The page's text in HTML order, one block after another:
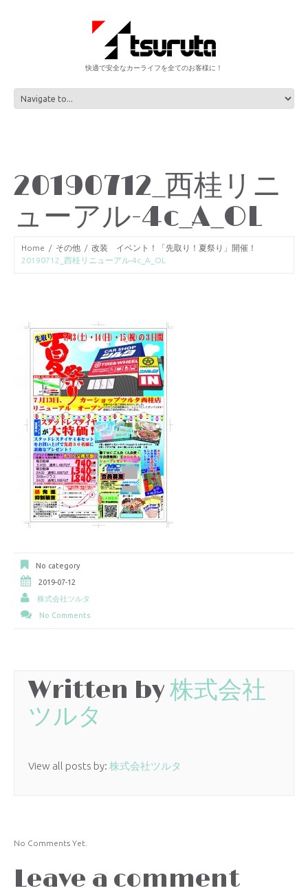
快適で安全なカーライフを全てのお客様に！
20190712_西桂リニ
ューアル-4c_A_OL
Home その他
改装 イベント！「先取り！夏祭り」開催！
20190712_西桂リニューアル-4c_A_OL
No category
2019-07-12
株式会社ツルタ
No Comments
Written by株式会社
ツルタ
View all posts by: 株式会社ツルタ
No Comments Yet.
Leave a comment